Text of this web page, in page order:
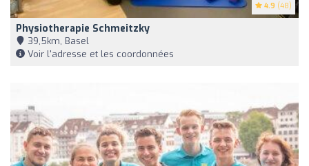
4.9 (48)
Physiotherapie Schmeitzky
39,5km, Basel
Voir l'adresse et les coordonnées